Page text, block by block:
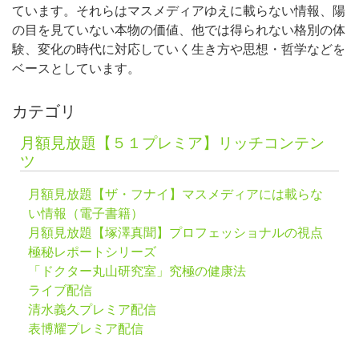
ています。それらはマスメディアゆえに載らない情報、陽
の目を見ていない本物の価値、他では得られない格別の体
験、変化の時代に対応していく生き方や思想・哲学などを
ベースとしています。
カテゴリ
月額見放題【５１プレミア】リッチコンテン
ツ
月額見放題【ザ・フナイ】マスメディアには載らな
い情報（電子書籍）
月額見放題【塚澤真聞】プロフェッショナルの視点
極秘レポートシリーズ
「ドクター丸山研究室」究極の健康法
ライブ配信
清水義久プレミア配信
表博耀プレミア配信